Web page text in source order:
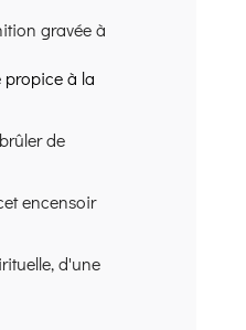
gravée à
propice à la
de
encensoir
d'une